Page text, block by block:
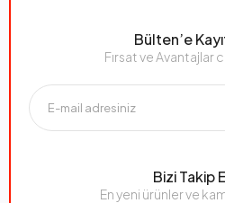
Bülten’e
Fırsat ve Avantajlar
Bizi Takip
En yeni ürünler ve